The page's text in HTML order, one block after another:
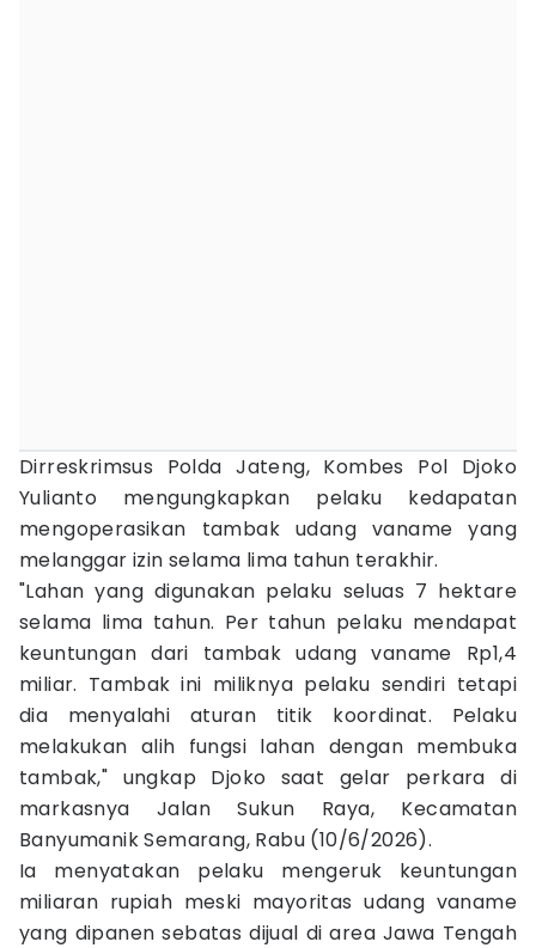
Dirreskrimsus Polda Jateng, Kombes Pol Djoko
Yulianto mengungkapkan pelaku kedapatan
mengoperasikan tambak udang vaname yang
melanggar izin selama lima tahun terakhir.
"Lahan yang digunakan pelaku seluas 7 hektare
selama lima tahun. Per tahun pelaku mendapat
keuntungan dari tambak udang vaname Rp1,4
miliar. Tambak ini miliknya pelaku sendiri tetapi
dia menyalahi aturan titik koordinat. Pelaku
melakukan alih fungsi lahan dengan membuka
tambak," ungkap Djoko saat gelar perkara di
markasnya Jalan Sukun Raya, Kecamatan
Banyumanik Semarang, Rabu (10/6/2026).
Ia menyatakan pelaku mengeruk keuntungan
miliaran rupiah meski mayoritas udang vaname
yang dipanen sebatas dijual di area Jawa Tengah